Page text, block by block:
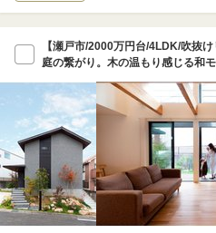
【瀬戸市/2000万円台/4LDK/吹抜
庭の繋がり。木の温もり感じる和